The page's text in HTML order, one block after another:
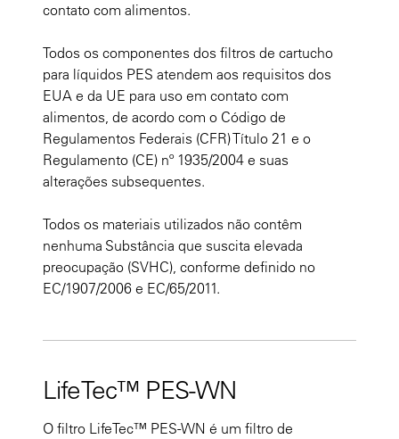
contato com alimentos.
Todos os componentes dos filtros de cartucho
para líquidos PES atendem aos requisitos dos
EUA e da UE para uso em contato com
alimentos, de acordo com o Código de
Regulamentos Federais (CFR) Título 21 e o
Regulamento (CE) nº 1935/2004 e suas
alterações subsequentes.
Todos os materiais utilizados não contêm
nenhuma Substância que suscita elevada
preocupação (SVHC), conforme definido no
EC/1907/2006 e EC/65/2011.
LifeTec™ PES-WN
O filtro LifeTec™ PES-WN é um filtro de